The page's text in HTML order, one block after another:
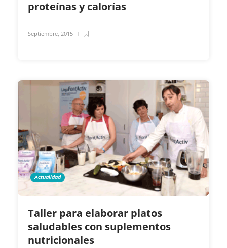
proteínas y calorías
Septiembre, 2015
Actualidad
Taller para elaborar platos
saludables con suplementos
nutricionales